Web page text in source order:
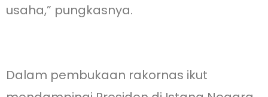
usaha,” pungkasnya.
Dalam pembukaan rakornas ikut